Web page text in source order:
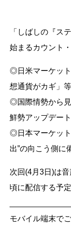
「しばしの『ス
始まるカウント
◎日米マーケット
想通貨がカギ」等
◎国際情勢から
鮮勢アップデー
◎日本マーケット
出”の向こう側に
次回(4月3日)は
頃に配信する予定
モバイル端末で